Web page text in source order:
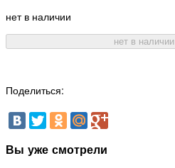
нет в наличии
нет в наличии
Поделиться:
Вы уже смотрели